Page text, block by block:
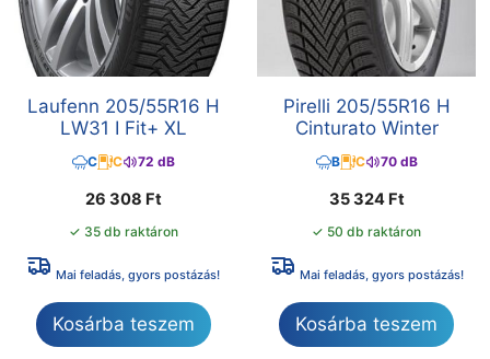
Laufenn 205/55R16 H
LW31 I Fit+ XL
C C 72 dB
26 308 Ft
✓ 35 db raktáron
Mai feladás, gyors postázás!
Kosárba teszem
Pirelli 205/55R16 H
Cinturato Winter
B C 70 dB
35 324 Ft
✓ 50 db raktáron
Mai feladás, gyors postázás!
Kosárba teszem